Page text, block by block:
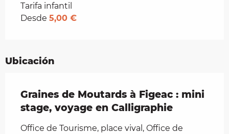
Tarifas 2026
Tarifa infantil
Desde 5,00 €
Ubicación
Graines de Moutards à Figeac : mini
stage, voyage en Calligraphie
Office de Tourisme, place vival, Office de